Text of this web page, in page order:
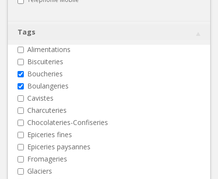
Tags
Alimentations
Biscuiteries
Boucheries
Boulangeries
Cavistes
Charcuteries
Chocolateries-Confiseries
Epiceries fines
Epiceries paysannes
Fromageries
Glaciers